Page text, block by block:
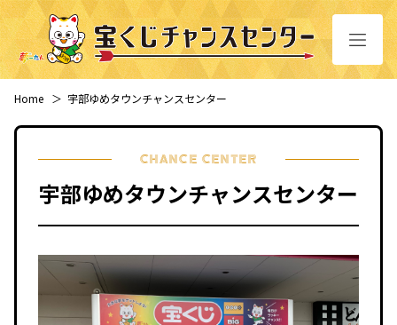
Home ＞ 宇部ゆめタウンチャンスセンター
CHANCE CENTER
宇部ゆめタウンチャンスセンター